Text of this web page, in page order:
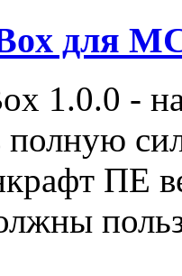
для
1.0.0 -
ПЕ